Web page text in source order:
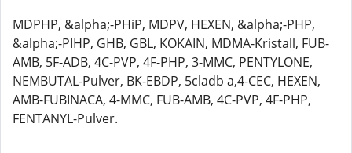
MDPHP, &alpha;-PHiP, MDPV, HEXEN, &alpha;-PHP,
&alpha;-PIHP, GHB, GBL, KOKAIN, MDMA-Kristall, FUB-
AMB, 5F-ADB, 4C-PVP, 4F-PHP, 3-MMC, PENTYLONE,
NEMBUTAL-Pulver, BK-EBDP, 5cladb a,4-CEC, HEXEN,
AMB-FUBINACA, 4-MMC, FUB-AMB, 4C-PVP, 4F-PHP,
FENTANYL-Pulver.